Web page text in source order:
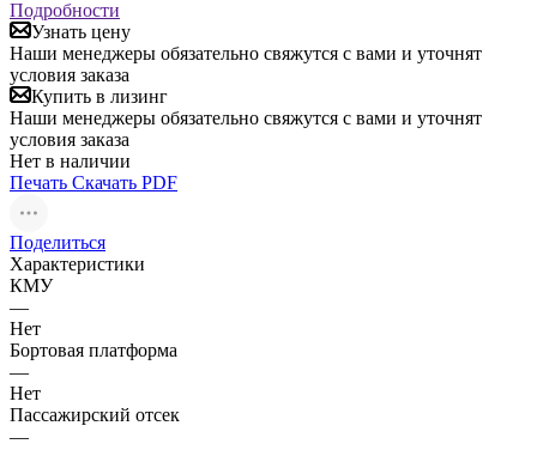
Подробности
Узнать цену
Наши менеджеры обязательно свяжутся с вами и уточнят
условия заказа
Купить в лизинг
Наши менеджеры обязательно свяжутся с вами и уточнят
условия заказа
Нет в наличии
Печать Скачать PDF
Поделиться
Характеристики
КМУ
—
Нет
Бортовая платформа
—
Нет
Пассажирский отсек
—